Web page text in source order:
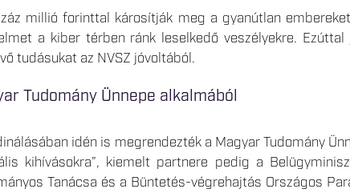
millió forinttal károsítják meg a gyanútlan
a kiber térben ránk leselkedő veszélyekre.
tudásukat az NVSZ jóvoltából.
Tudomány Ünnepe alkalmából
idén is megrendezték a Magyar Tudomány
kihívásokra”, kiemelt partnere pedig a
Tanácsa és a Büntetés-végrehajtás Országos